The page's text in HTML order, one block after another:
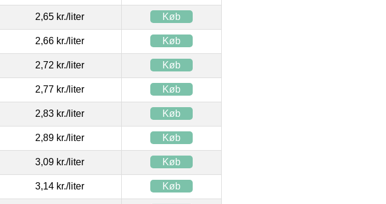
2,65 kr./liter Køb
2,66 kr./liter Køb
2,72 kr./liter Køb
2,77 kr./liter Køb
2,83 kr./liter Køb
2,89 kr./liter Køb
3,09 kr./liter Køb
3,14 kr./liter Køb